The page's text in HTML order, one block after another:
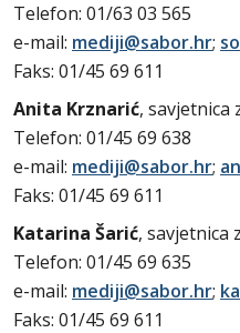
Telefon: 01/63 03 565
e-mail: mediji@sabor.hr;
Faks: 01/45 69 611
Anita Krznarić, savjetnica
Telefon: 01/45 69 638
e-mail: mediji@sabor.hr;
Faks: 01/45 69 611
Katarina Šarić, savjetnica
Telefon: 01/45 69 635
e-mail: mediji@sabor.hr;
Faks: 01/45 69 611